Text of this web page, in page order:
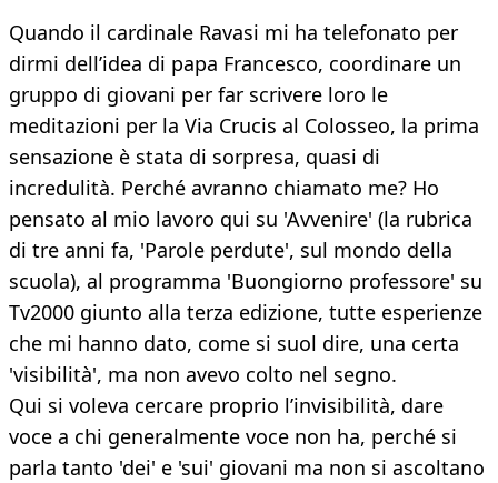
Quando il cardinale Ravasi mi ha telefonato per
dirmi dell’idea di papa Francesco, coordinare un
gruppo di giovani per far scrivere loro le
meditazioni per la Via Crucis al Colosseo, la prima
sensazione è stata di sorpresa, quasi di
incredulità. Perché avranno chiamato me? Ho
pensato al mio lavoro qui su 'Avvenire' (la rubrica
di tre anni fa, 'Parole perdute', sul mondo della
scuola), al programma 'Buongiorno professore' su
Tv2000 giunto alla terza edizione, tutte esperienze
che mi hanno dato, come si suol dire, una certa
'visibilità', ma non avevo colto nel segno.
Qui si voleva cercare proprio l’invisibilità, dare
voce a chi generalmente voce non ha, perché si
parla tanto 'dei' e 'sui' giovani ma non si ascoltano